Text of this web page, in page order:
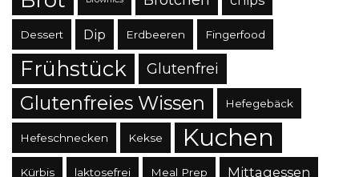
Dessert Dip Erdbeeren Fingerfood
Frühstück Glutenfrei
Glutenfreies Wissen Hefegebäck
Hefeschnecken Kekse Kuchen
Kürbis laktosefrei Meal Prep Mittagessen